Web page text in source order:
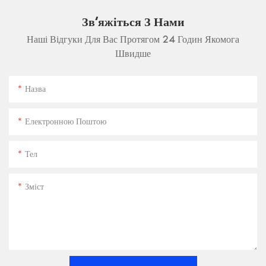
Зв'яжіться З Нами
Наші Відгуки Для Вас Протягом 24 Годин Якомога
Швидше
Назва
Електронною Поштою
Тел
Зміст